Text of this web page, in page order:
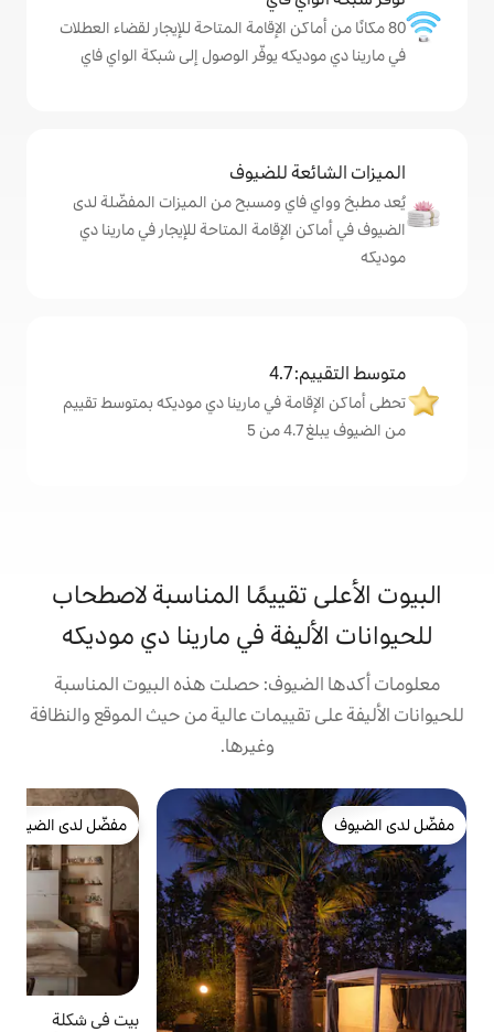
الإقامة المتاحة للإيجار لقضاء العطلات
يوفّر الوصول إلى شبكة الواي فاي
ومسبح من الميزات المفضّلة لدى
المتاحة للإيجار في مارينا دي
في مارينا دي موديكه بمتوسط تقييم
المناسبة لاصطحاب
في مارينا دي موديكه
حصلت هذه البيوت المناسبة
عالية من حيث الموقع والنظافة
مفضّل لدى الضيوف
مفضّل لدى الضيوف
بيت في شكلة متوسط التقييم 4.93 من 5، 401 مراجعات
4.93 (401)